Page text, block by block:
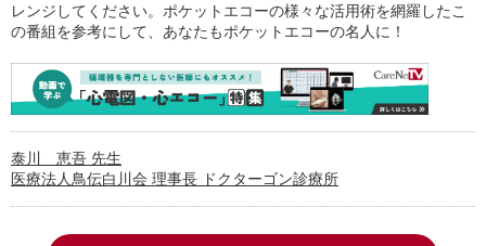
レンジしてください。ポケットエコーの様々な活用術を網羅したこ
の番組を参考にして、あなたもポケットエコーの名人に！
泰川 恵吾 先生
医療法人鳥伝白川会 理事長 ドクターゴン診療所